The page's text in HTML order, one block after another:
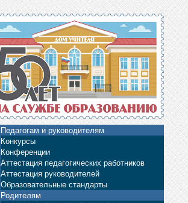
Педагогам и руководителям
Конкурсы
Конференции
Аттестация педагогических работников
Аттестация руководителей
Образовательные стандарты
Родителям